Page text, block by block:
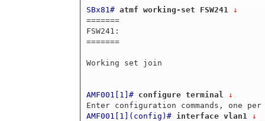
SBx81# atmf working-set FSW241
↓
=======
FSW241:
=======
Working set join
AMF001[1]# configure terminal ↓
AMF001[1](config)# interface vlan1
↓